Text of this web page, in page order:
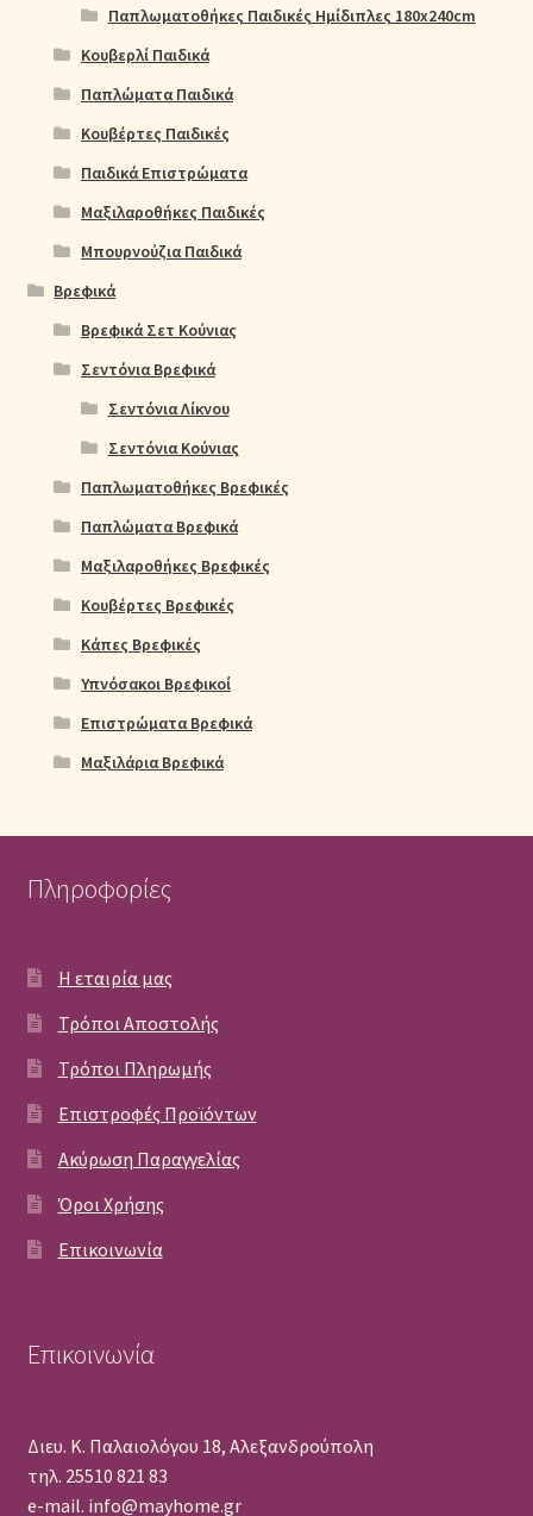
Παπλωματοθήκες Παιδικές Ημίδιπλες 180x240cm
Κουβερλί Παιδικά
Παπλώματα Παιδικά
Κουβέρτες Παιδικές
Παιδικά Επιστρώματα
Μαξιλαροθήκες Παιδικές
Μπουρνούζια Παιδικά
Βρεφικά
Βρεφικά Σετ Κούνιας
Σεντόνια Βρεφικά
Σεντόνια Λίκνου
Σεντόνια Κούνιας
Παπλωματοθήκες Βρεφικές
Παπλώματα Βρεφικά
Μαξιλαροθήκες Βρεφικές
Κουβέρτες Βρεφικές
Κάπες Βρεφικές
Υπνόσακοι Βρεφικοί
Επιστρώματα Βρεφικά
Μαξιλάρια Βρεφικά
Πληροφορίες
Η εταιρία μας
Τρόποι Αποστολής
Τρόποι Πληρωμής
Επιστροφές Προϊόντων
Ακύρωση Παραγγελίας
Όροι Χρήσης
Επικοινωνία
Επικοινωνία
Διευ. Κ. Παλαιολόγου 18, Αλεξανδρούπολη
τηλ. 25510 821 83
e-mail. info@mayhome.gr